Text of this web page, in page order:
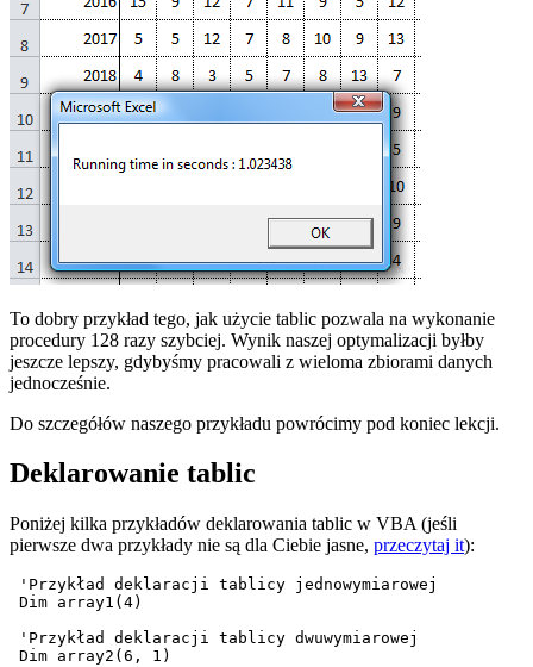
To dobry przykład tego, jak użycie tablic pozwala na wykonanie
procedury 128 razy szybciej. Wynik naszej optymalizacji byłby
jeszcze lepszy, gdybyśmy pracowali z wieloma zbiorami danych
jednocześnie.
Do szczegółów naszego przykładu powrócimy pod koniec lekcji.
Deklarowanie tablic
Poniżej kilka przykładów deklarowania tablic w VBA (jeśli
pierwsze dwa przykłady nie są dla Ciebie jasne, przeczytaj it):
'Przykład deklaracji tablicy jednowymiarowej
Dim array1(4)
'Przykład deklaracji tablicy dwuwymiarowej
Dim array2(6, 1)